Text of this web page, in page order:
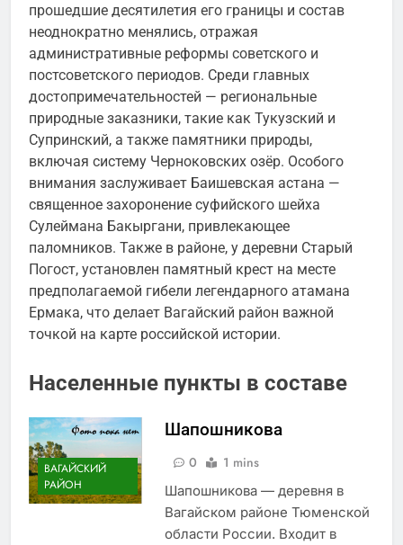
прошедшие десятилетия его границы и состав
неоднократно менялись, отражая
административные реформы советского и
постсоветского периодов. Среди главных
достопримечательностей — региональные
природные заказники, такие как Тукузский и
Супринский, а также памятники природы,
включая систему Черноковских озёр. Особого
внимания заслуживает Баишевская астана —
священное захоронение суфийского шейха
Сулеймана Бакыргани, привлекающее
паломников. Также в районе, у деревни Старый
Погост, установлен памятный крест на месте
предполагаемой гибели легендарного атамана
Ермака, что делает Вагайский район важной
точкой на карте российской истории.
Населенные пункты в составе
ВАГАЙСКИЙ
РАЙОН
Шапошникова
0 1 mins
Шапошникова — деревня в
Вагайском районе Тюменской
области России. Входит в